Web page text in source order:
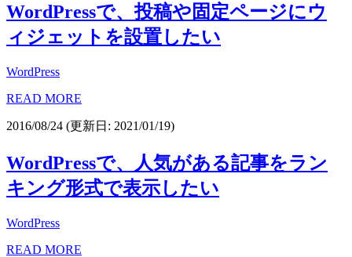
WordPressで、投稿や固定ページにウ
ィジェットを設置したい
WordPress
READ MORE
2016/08/24 (更新日: 2021/01/19)
WordPressで、人気がある記事をラン
キング形式で表示したい
WordPress
READ MORE